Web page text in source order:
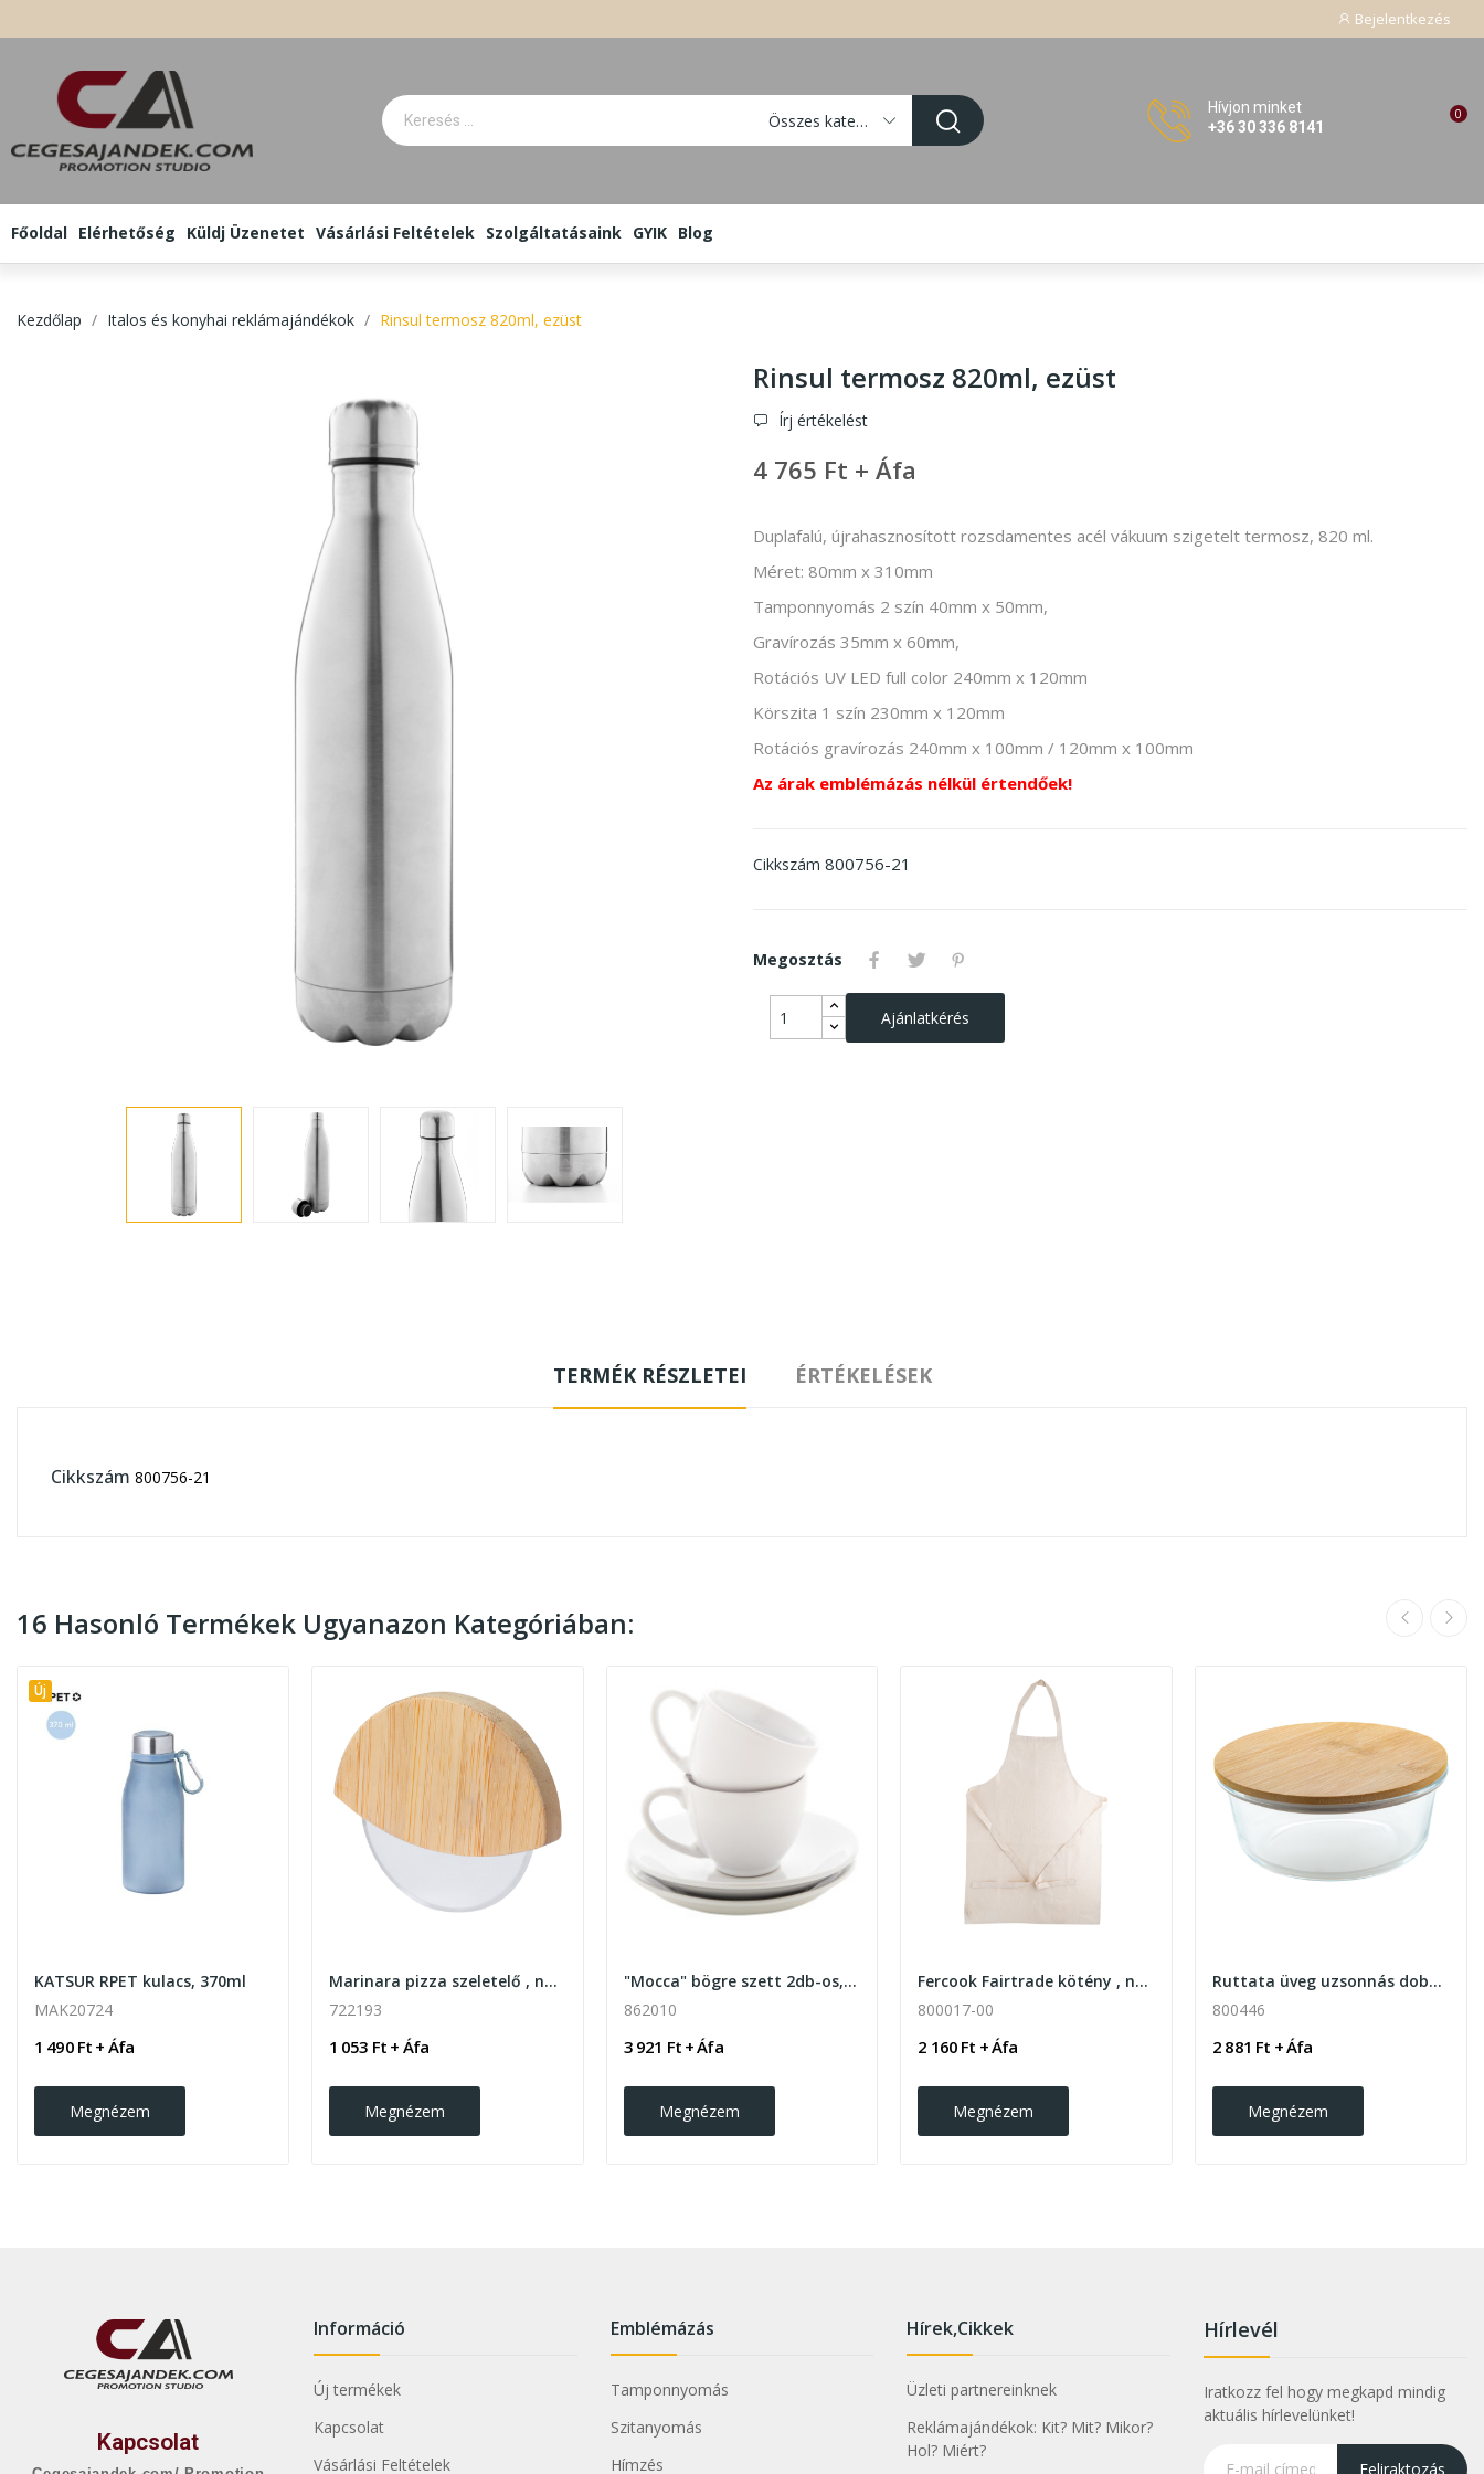
Bejelentkezés
Összes kategória
Hívjon minket
+36 30 336 8141
0
Főoldal Elérhetőség Küldj Üzenetet Vásárlási Feltételek Szolgáltatásaink GYIK Blog
Kezdőlap Italos és konyhai reklámajándékok Rinsul termosz 820ml, ezüst
Rinsul termosz 820ml, ezüst
Írj értékelést
4 765 Ft + Áfa
Duplafalú, újrahasznosított rozsdamentes acél vákuum szigetelt termosz, 820 ml.
Méret: 80mm x 310mm
Tamponnyomás 2 szín 40mm x 50mm,
Gravírozás 35mm x 60mm,
Rotációs UV LED full color 240mm x 120mm
Körszita 1 szín 230mm x 120mm
Rotációs gravírozás 240mm x 100mm / 120mm x 100mm
Az árak emblémázás nélkül értendőek!
Cikkszám 800756-21
Megosztás
Ajánlatkérés
TERMÉK RÉSZLETEI ÉRTÉKELÉSEK
Cikkszám 800756-21
16 Hasonló Termékek Ugyanazon Kategóriában:
Új
KATSUR RPET kulacs, 370ml
MAK20724
1 490 Ft + Áfa
Megnézem
Marinara pizza szeletelő , natúr
722193
1 053 Ft + Áfa
Megnézem
"Mocca" bögre szett 2db-os, 90ml
862010
3 921 Ft + Áfa
Megnézem
Fercook Fairtrade kötény , natúr
800017-00
2 160 Ft + Áfa
Megnézem
Ruttata üveg uzsonnás doboz 650ml, átlátszó
800446
2 881 Ft + Áfa
Megnézem
Kapcsolat
Információ
Új termékek
Kapcsolat
Vásárlási Feltételek
Emblémázás
Tamponnyomás
Szitanyomás
Hímzés
Hírek,Cikkek
Üzleti partnereinknek
Reklámajándékok: Kit? Mit? Mikor?
Hol? Miért?
Hírlevél
Iratkozz fel hogy megkapd mindig
aktuális hírlevelünket!
Feliraktozás